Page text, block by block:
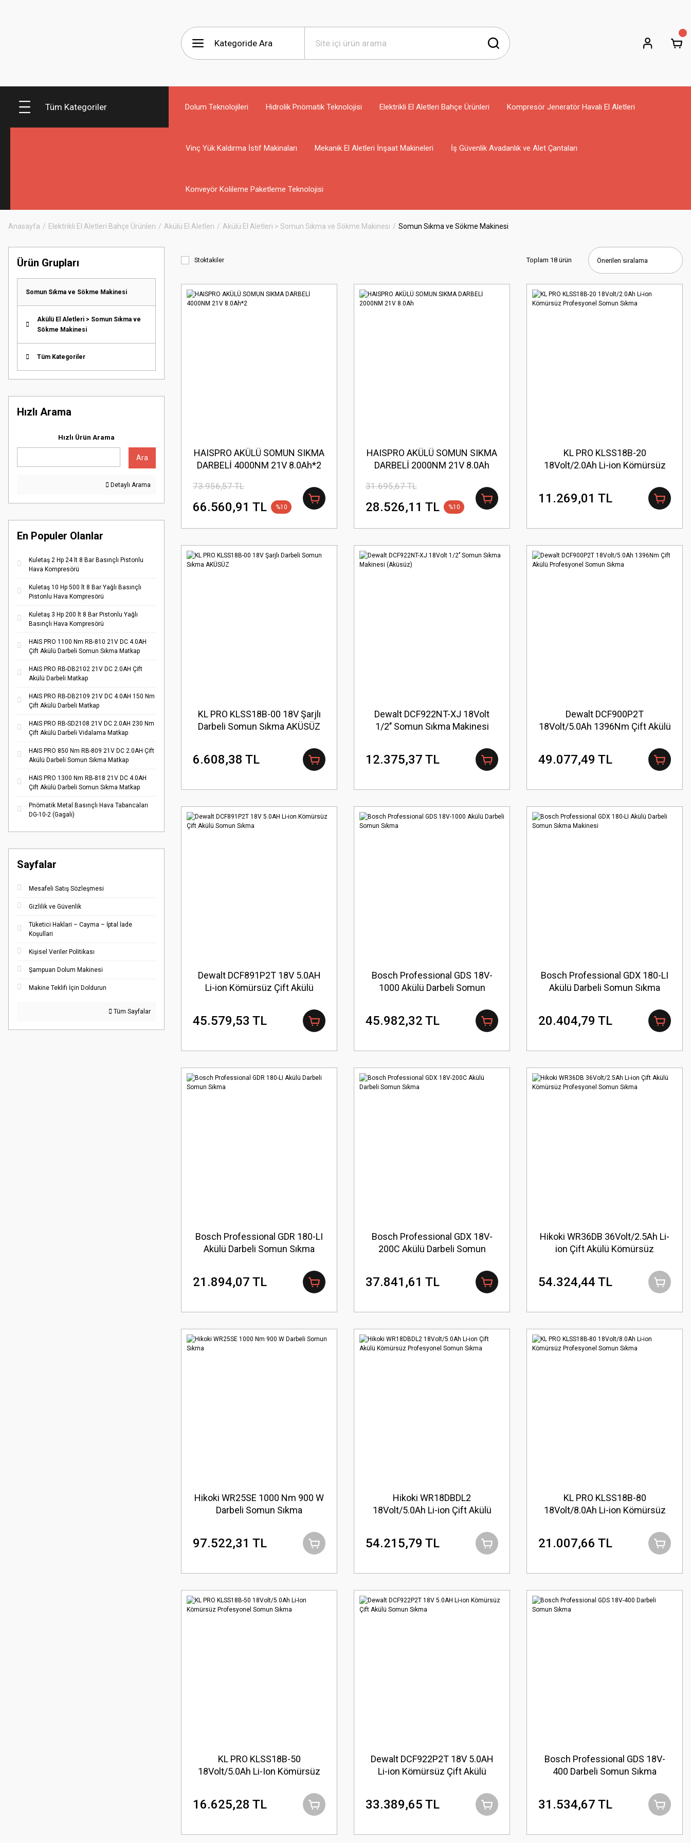
Tüm Kategoriler Dolum Teknolojileri Hidrolik Pnömatik Teknolojisi Elektrikli El Aletleri Bahçe Ürünleri Kompresör Jeneratör Havalı El Aletleri
Vinç Yük Kaldırma İstif Makinaları Mekanik El Aletleri İnşaat Makineleri İş Güvenlik Avadanlık ve Alet Çantaları
Konveyör Kolileme Paketleme Teknolojisi
Anasayfa Elektrikli El Aletleri Bahçe Ürünleri Akülü El Aletleri Akülü El Aletleri > Somun Sıkma ve Sökme Makinesi Somun Sıkma ve Sökme Makinesi
Ürün Grupları
Somun Sıkma ve Sökme Makinesi
Akülü El Aletleri > Somun Sıkma ve
Sökme Makinesi
Tüm Kategoriler
Hızlı Arama
Hızlı Ürün Arama
Ara
Detaylı Arama
En Populer Olanlar
Kuletaş 2 Hp 24 lt 8 Bar Basınçlı Pistonlu
Hava Kompresörü
Kuletaş 10 Hp 500 lt 8 Bar Yağlı Basınçlı
Pistonlu Hava Kompresörü
Kuletaş 3 Hp 200 lt 8 Bar Pistonlu Yağlı
Basınçlı Hava Kompresörü
HAIS PRO 1100 Nm RB-810 21V DC 4.0AH
Çift Akülü Darbeli Somun Sıkma Matkap
HAIS PRO RB-DB2102 21V DC 2.0AH Çift
Akülü Darbeli Matkap
HAIS PRO RB-DB2109 21V DC 4.0AH 150 Nm
Çift Akülü Darbeli Matkap
HAIS PRO RB-SD2108 21V DC 2.0AH 230 Nm
Çift Akülü Darbeli Vidalama Matkap
HAIS PRO 850 Nm RB-809 21V DC 2.0AH Çift
Akülü Darbeli Somun Sıkma Matkap
HAIS PRO 1300 Nm RB-818 21V DC 4.0AH
Çift Akülü Darbeli Somun Sıkma Matkap
Pnömatik Metal Basınçlı Hava Tabancaları
DG-10-2 (Gagalı)
Sayfalar
Mesafeli Satış Sözleşmesi
Gizlilik ve Güvenlik
Tüketici Haklari – Cayma – İptal İade
Koşullari
Kişisel Veriler Politikası
Şampuan Dolum Makinesi
Makine Teklifi İçin Doldurun
Tüm Sayfalar
Stoktakiler Toplam 18 ürün
HAISPRO AKÜLÜ SOMUN SIKMA
DARBELİ 4000NM 21V 8.0Ah*2
73.956,57 TL
66.560,91 TL %10
HAISPRO AKÜLÜ SOMUN SIKMA
DARBELİ 2000NM 21V 8.0Ah
31.695,67 TL
28.526,11 TL %10
KL PRO KLSS18B-20
18Volt/2.0Ah Li-ion Kömürsüz
11.269,01 TL
KL PRO KLSS18B-00 18V Şarjlı
Darbeli Somun Sıkma AKÜSÜZ
6.608,38 TL
Dewalt DCF922NT-XJ 18Volt
1/2’’ Somun Sıkma Makinesi
12.375,37 TL
Dewalt DCF900P2T
18Volt/5.0Ah 1396Nm Çift Akülü
49.077,49 TL
Dewalt DCF891P2T 18V 5.0AH
Li-ion Kömürsüz Çift Akülü
45.579,53 TL
Bosch Professional GDS 18V-
1000 Akülü Darbeli Somun
45.982,32 TL
Bosch Professional GDX 180-LI
Akülü Darbeli Somun Sıkma
20.404,79 TL
Bosch Professional GDR 180-LI
Akülü Darbeli Somun Sıkma
21.894,07 TL
Bosch Professional GDX 18V-
200C Akülü Darbeli Somun
37.841,61 TL
Hikoki WR36DB 36Volt/2.5Ah Li-
ion Çift Akülü Kömürsüz
54.324,44 TL
Hikoki WR25SE 1000 Nm 900 W
Darbeli Somun Sıkma
97.522,31 TL
Hikoki WR18DBDL2
18Volt/5.0Ah Li-ion Çift Akülü
54.215,79 TL
KL PRO KLSS18B-80
18Volt/8.0Ah Li-ion Kömürsüz
21.007,66 TL
KL PRO KLSS18B-50
18Volt/5.0Ah Li-Ion Kömürsüz
16.625,28 TL
Dewalt DCF922P2T 18V 5.0AH
Li-ion Kömürsüz Çift Akülü
33.389,65 TL
Bosch Professional GDS 18V-
400 Darbeli Somun Sıkma
31.534,67 TL